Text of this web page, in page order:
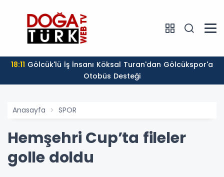
18:11
Otobüs Desteği
Anasayfa SPOR
Hemşehri Cup’ta fileler
golle doldu